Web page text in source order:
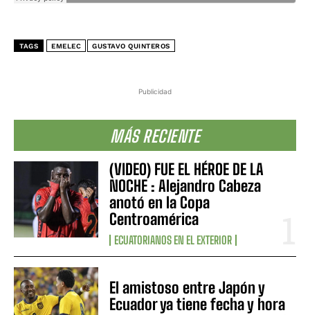
Publicidad
MÁS RECIENTE
(VIDEO) FUE EL HÉROE DE LA
NOCHE : Alejandro Cabeza
anotó en la Copa
Centroamérica
ECUATORIANOS EN EL EXTERIOR
El amistoso entre Japón y
Ecuador ya tiene fecha y hora
TAGS EMELEC GUSTAVO QUINTEROS